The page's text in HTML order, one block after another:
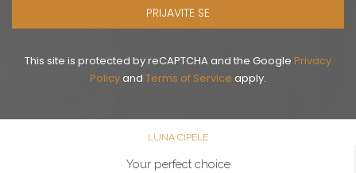
PRIJAVITE SE
This site is protected by reCAPTCHA and the Google Privacy
Policyand Terms of Service apply.
LUNA CIPELE
Your perfect choice